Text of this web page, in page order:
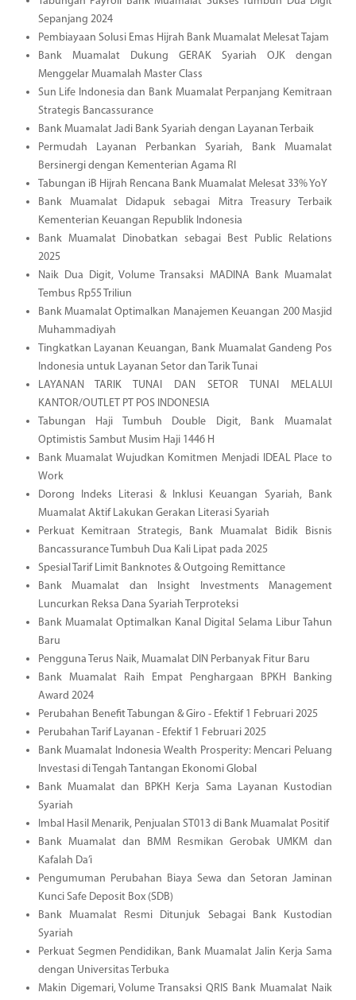
Sepanjang 2024
Pembiayaan Solusi Emas Hijrah Bank Muamalat Melesat Tajam
Bank Muamalat Dukung GERAK Syariah OJK dengan
Menggelar Muamalah Master Class
Sun Life Indonesia dan Bank Muamalat Perpanjang Kemitraan
Strategis Bancassurance
Bank Muamalat Jadi Bank Syariah dengan Layanan Terbaik
Permudah Layanan Perbankan Syariah, Bank Muamalat
Bersinergi dengan Kementerian Agama RI
Tabungan iB Hijrah Rencana Bank Muamalat Melesat 33% YoY
Bank Muamalat Didapuk sebagai Mitra Treasury Terbaik
Kementerian Keuangan Republik Indonesia
Bank Muamalat Dinobatkan sebagai Best Public Relations
2025
Naik Dua Digit, Volume Transaksi MADINA Bank Muamalat
Tembus Rp55 Triliun
Bank Muamalat Optimalkan Manajemen Keuangan 200 Masjid
Muhammadiyah
Tingkatkan Layanan Keuangan, Bank Muamalat Gandeng Pos
Indonesia untuk Layanan Setor dan Tarik Tunai
LAYANAN TARIK TUNAI DAN SETOR TUNAI MELALUI
KANTOR/OUTLET PT POS INDONESIA
Tabungan Haji Tumbuh Double Digit, Bank Muamalat
Optimistis Sambut Musim Haji 1446 H
Bank Muamalat Wujudkan Komitmen Menjadi IDEAL Place to
Work
Dorong Indeks Literasi & Inklusi Keuangan Syariah, Bank
Muamalat Aktif Lakukan Gerakan Literasi Syariah
Perkuat Kemitraan Strategis, Bank Muamalat Bidik Bisnis
Bancassurance Tumbuh Dua Kali Lipat pada 2025
Spesial Tarif Limit Banknotes & Outgoing Remittance
Bank Muamalat dan Insight Investments Management
Luncurkan Reksa Dana Syariah Terproteksi
Bank Muamalat Optimalkan Kanal Digital Selama Libur Tahun
Baru
Pengguna Terus Naik, Muamalat DIN Perbanyak Fitur Baru
Bank Muamalat Raih Empat Penghargaan BPKH Banking
Award 2024
Perubahan Benefit Tabungan & Giro - Efektif 1 Februari 2025
Perubahan Tarif Layanan - Efektif 1 Februari 2025
Bank Muamalat Indonesia Wealth Prosperity: Mencari Peluang
Investasi di Tengah Tantangan Ekonomi Global
Bank Muamalat dan BPKH Kerja Sama Layanan Kustodian
Syariah
Imbal Hasil Menarik, Penjualan ST013 di Bank Muamalat Positif
Bank Muamalat dan BMM Resmikan Gerobak UMKM dan
Kafalah Da’i
Pengumuman Perubahan Biaya Sewa dan Setoran Jaminan
Kunci Safe Deposit Box (SDB)
Bank Muamalat Resmi Ditunjuk Sebagai Bank Kustodian
Syariah
Perkuat Segmen Pendidikan, Bank Muamalat Jalin Kerja Sama
dengan Universitas Terbuka
Makin Digemari, Volume Transaksi QRIS Bank Muamalat Naik